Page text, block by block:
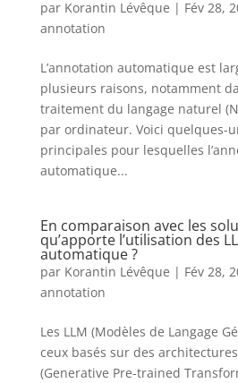
par Korantin Lévêque | Fév 28,
annotation
L’annotation automatique est
plusieurs raisons, notamment
traitement du langage naturel
par ordinateur. Voici quelques-
principales pour lesquelles
automatique...
En comparaison avec les
qu’apporte l’utilisation des
automatique ?
par Korantin Lévêque | Fév 28,
annotation
Les LLM (Modèles de Langage
ceux basés sur des
(Generative Pre-trained